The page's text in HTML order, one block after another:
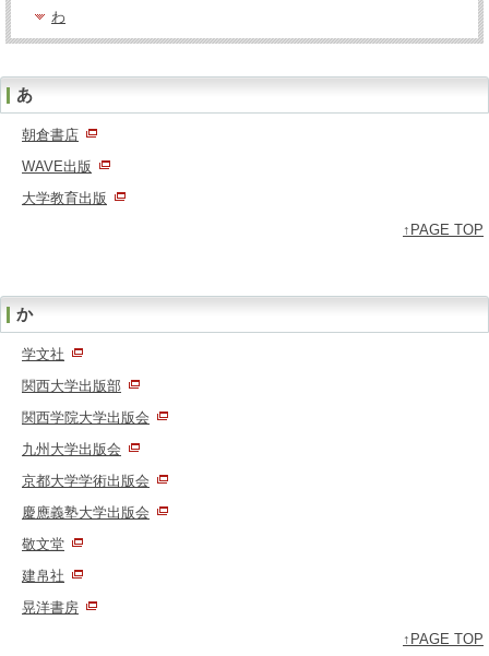
わ
あ
朝倉書店
WAVE出版
大学教育出版
↑PAGE TOP
か
学文社
関西大学出版部
関西学院大学出版会
九州大学出版会
京都大学学術出版会
慶應義塾大学出版会
敬文堂
建帛社
晃洋書房
↑PAGE TOP